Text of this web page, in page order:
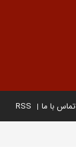
تماس با ما RSS